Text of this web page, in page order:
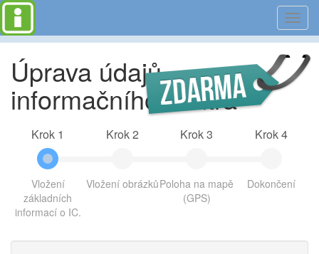
Úprava údajů
informačního centra
Krok 1
Vložení
základních
informací o IC.
Krok 2
Vložení obrázků
Krok 3
Poloha na mapě
(GPS)
Krok 4
Dokončení